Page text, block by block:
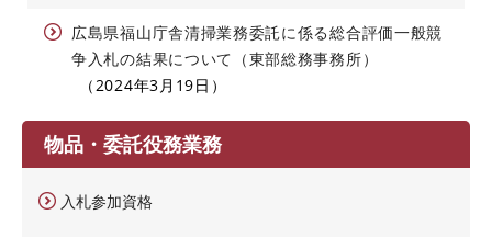
広島県福山庁舎清掃業務委託に係る総合評価一般競
争入札の結果について（東部総務事務所）
2024年3月19日
物品・委託役務業務
入札参加資格